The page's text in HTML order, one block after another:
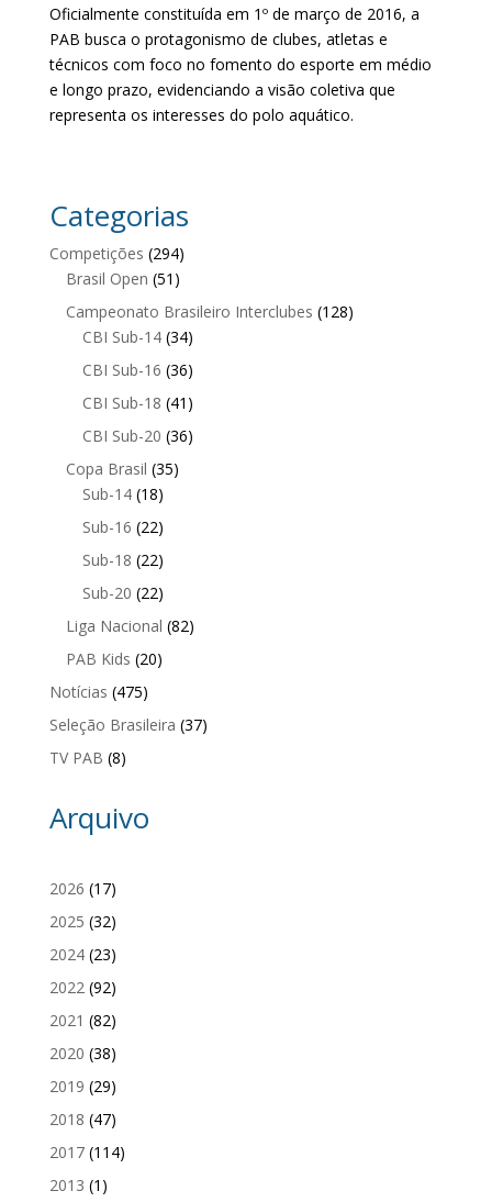
Oficialmente constituída em 1º de março de 2016, a
PAB busca o protagonismo de clubes, atletas e
técnicos com foco no fomento do esporte em médio
e longo prazo, evidenciando a visão coletiva que
representa os interesses do polo aquático.
Categorias
Competições (294)
Brasil Open (51)
Campeonato Brasileiro Interclubes (128)
CBI Sub-14(34)
CBI Sub-16 (36)
CBI Sub-18 (41)
CBI Sub-20 (36)
Copa Brasil (35)
Sub-14(18)
Sub-16 (22)
Sub-18 (22)
Sub-20 (22)
Liga Nacional (82)
PAB Kids (20)
Notícias (475)
Seleção Brasileira (37)
TV PAB (8)
Arquivo
2026 (17)
2025 (32)
2024(23)
2022(92)
2021 (82)
2020 (38)
2019 (29)
2018 (47)
2017(114)
2013 (1)